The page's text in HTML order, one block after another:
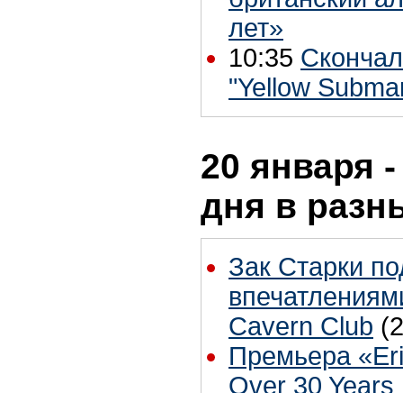
лет»
10:35
"Yellow
20 января
дня в
Зак Старки
Cavern Club
Премьера
Over 30